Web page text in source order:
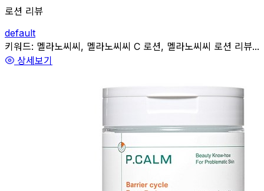
로션 리뷰
default
관련
키워드: 멜라노씨씨, 멜라노씨씨 C 로션, 멜라노씨씨 로션 리뷰...
상세보기